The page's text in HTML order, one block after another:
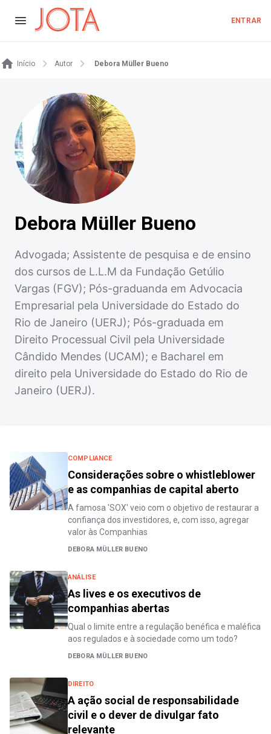
ENTRAR
Início Autor Debora Müller Bueno
Debora Müller Bueno
Advogada; Assistente de pesquisa e de ensino
dos cursos de L.L.M da Fundação Getúlio
Vargas (FGV); Pós-graduanda em Advocacia
Empresarial pela Universidade do Estado do
Rio de Janeiro (UERJ); Pós-graduada em
Direito Processual Civil pela Universidade
Cândido Mendes (UCAM); e Bacharel em
direito pela Universidade do Estado do Rio de
Janeiro (UERJ).
COMPLIANCE
Considerações sobre o whistleblower
e as companhias de capital aberto
A famosa 'SOX' veio com o objetivo de restaurar a
confiança dos investidores, e, com isso, agregar
valor às Companhias
DEBORA MÜLLER BUENO
ANÁLISE
As lives e os executivos de
companhias abertas
Qual o limite entre a regulação benéfica e maléfica
aos regulados e à sociedade como um todo?
DEBORA MÜLLER BUENO
DIREITO
A ação social de responsabilidade
civil e o dever de divulgar fato
relevante